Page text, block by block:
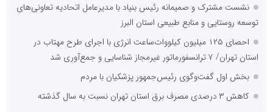
نشست مشترک و صمیمانه رئیس بنیاد با مدیرعامل اتحادیه تعاونی‌های
توسعه روستایی و منابع طبیعی استان البرز
احصای ۱۲۵ میلیون کیلووات‌ساعت انرژی با اجرای طرح مهتاب در
استان تهران/ ۷ ترانسفورماتور غیرمجاز شناسایی و جمع‌آوری شد
بخش اول گفت‌وگوی رئیس‌جمهور پزشکیان با مردم
کاهش ۳ درصدی مصرف برق استان تهران نسبت به سال گذشته